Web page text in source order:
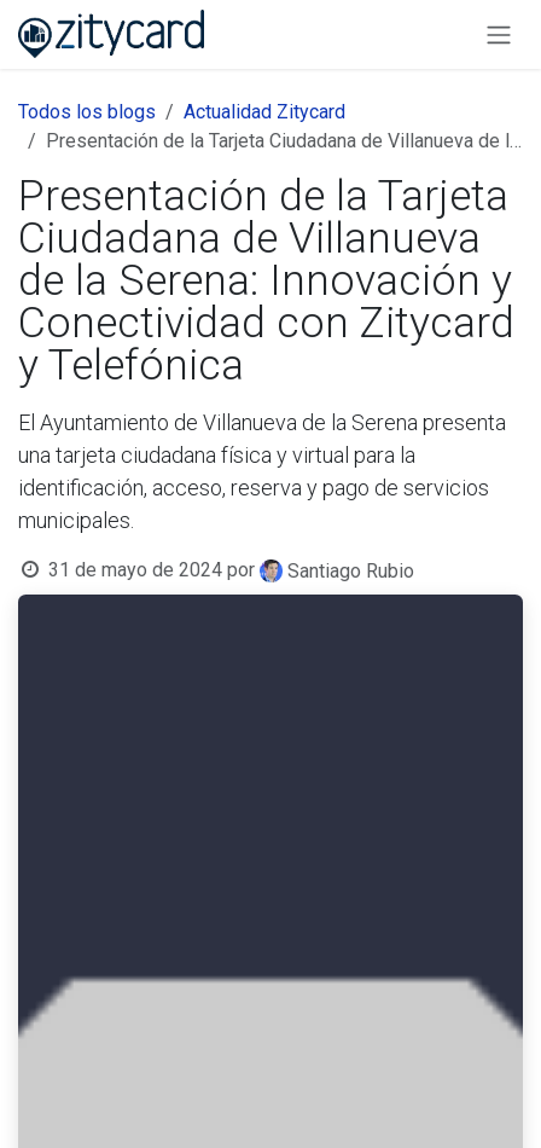
Ir al contenido
Todos los blogs
Actualidad Zitycard
Presentación de la Tarjeta Ciudadana de Villanueva de la Serena: Innovación y Conectividad con Zitycard y Telefónica
Presentación de la Tarjeta
Ciudadana de Villanueva
de la Serena: Innovación y
Conectividad con Zitycard
y Telefónica
El Ayuntamiento de Villanueva de la Serena presenta
una tarjeta ciudadana física y virtual para la
identificación, acceso, reserva y pago de servicios
municipales.
31 de mayo de 2024 por Santiago Rubio